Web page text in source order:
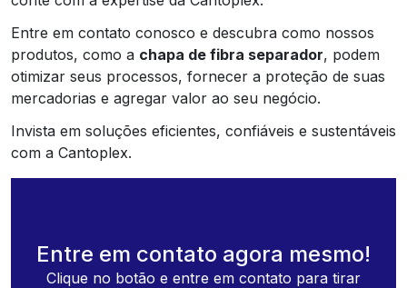
Entre em contato conosco e descubra como nossos
produtos, como a chapa de fibra separador, podem
otimizar seus processos, fornecer a proteção de suas
mercadorias e agregar valor ao seu negócio.
Invista em soluções eficientes, confiáveis e sustentáveis
com a Cantoplex.
Entre em contato agora mesmo!
Clique no botão e entre em contato para tirar